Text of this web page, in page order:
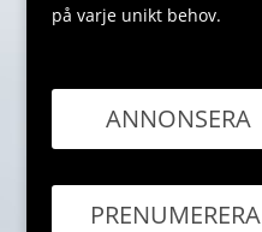
på varje unikt behov.
ANNONSERA
PRENUMERERA